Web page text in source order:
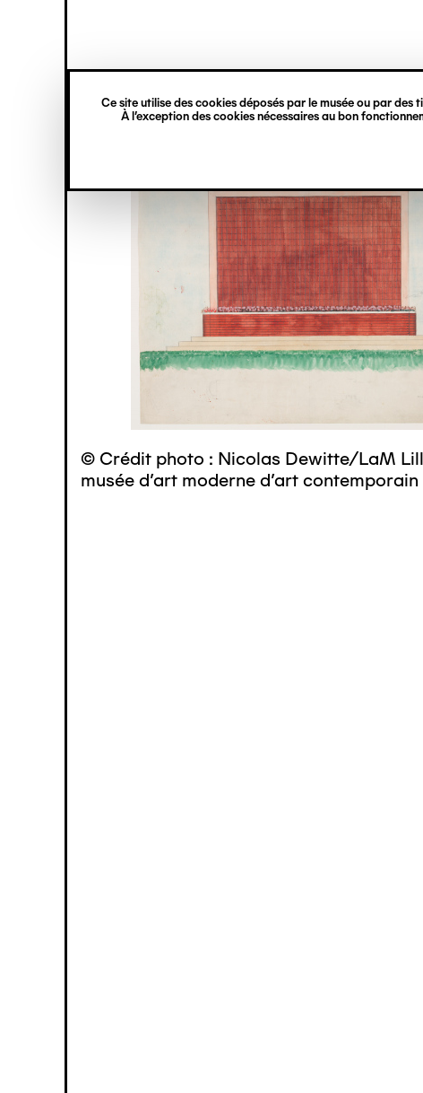
Ce site utilise des cookies déposés par le musée ou par
À l’exception des cookies nécessaires au bon
principal
verticale
© Crédit photo : Nicolas Dewitte/LaM
musée d’art moderne d’art